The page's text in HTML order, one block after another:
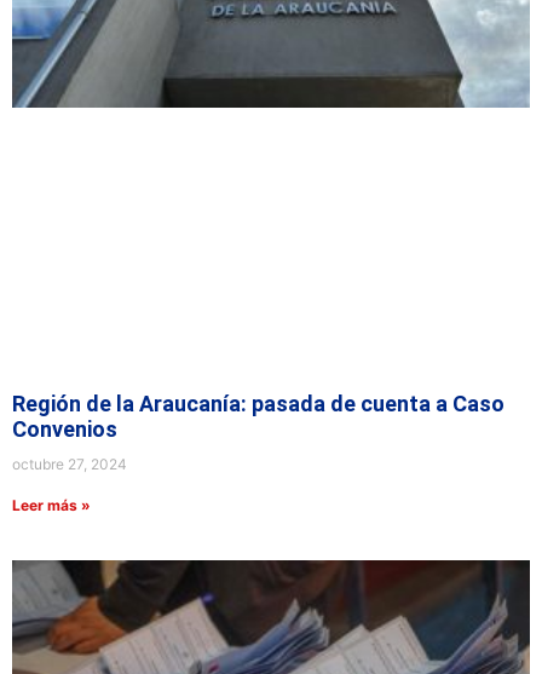
Región de la Araucanía: pasada de cuenta a Caso
Convenios
octubre 27, 2024
Leer más »